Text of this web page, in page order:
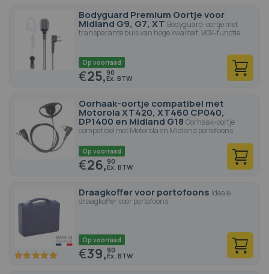
Bodyguard Premium Oortje voor
Midland G9, G7, XT Bodyguard-oortje met
transparante buis van hoge kwaliteit, VOX-functie
Op voorraad
€25,90
Oorhaak-oortje compatibel met
Motorola XT420, XT460 CP040,
DP1400 en Midland G18 Oorhaak-oortje
compatibel met Motorola en Midland portofoons
Op voorraad
€26,90
Draagkoffer voor portofoons Ideale
draagkoffer voor portofoons
100 100
Op voorraad
€39,90